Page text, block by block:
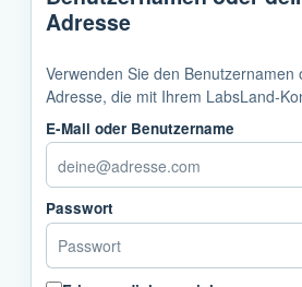
Adresse
Verwenden Sie den Benutzernamen
Adresse, die mit Ihrem LabsLand-
E-Mail oder Benutzername
Passwort